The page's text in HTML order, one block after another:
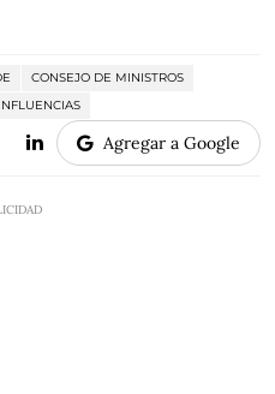
CONSEJO DE MINISTROS
Agregar a Google